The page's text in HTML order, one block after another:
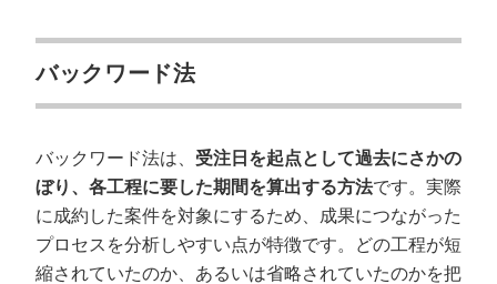
バックワード法
バックワード法は、 受注日を起点として過去にさかの
ぼり、各工程に要した期間を算出する方法です。実際
に成約した案件を対象にするため、成果につながった
プロセスを分析しやすい点が特徴です。どの工程が短
縮されていたのか、あるいは省略されていたのかを把